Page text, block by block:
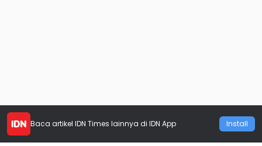
Baca artikel IDN Times lainnya di IDN App Install